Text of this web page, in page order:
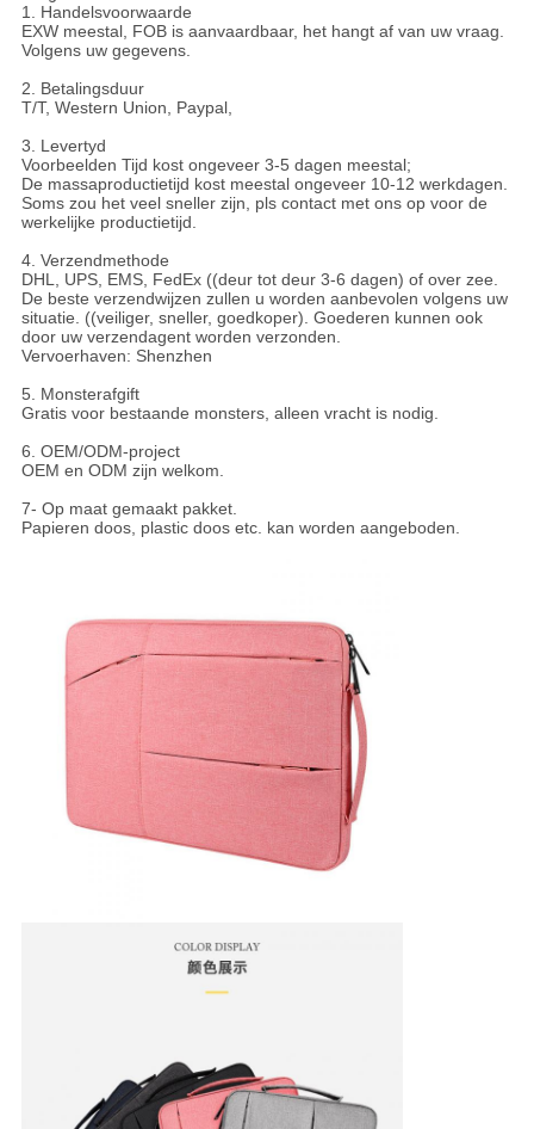
1. Handelsvoorwaarde
EXW meestal, FOB is aanvaardbaar, het hangt af van uw vraag.
Volgens uw gegevens.
2. Betalingsduur
T/T, Western Union, Paypal,
3. Levertyd
Voorbeelden Tijd kost ongeveer 3-5 dagen meestal;
De massaproductietijd kost meestal ongeveer 10-12 werkdagen.
Soms zou het veel sneller zijn, pls contact met ons op voor de
werkelijke productietijd.
4. Verzendmethode
DHL, UPS, EMS, FedEx ((deur tot deur 3-6 dagen) of over zee.
De beste verzendwijzen zullen u worden aanbevolen volgens uw
situatie. ((veiliger, sneller, goedkoper). Goederen kunnen ook
door uw verzendagent worden verzonden.
Vervoerhaven: Shenzhen
5. Monsterafgift
Gratis voor bestaande monsters, alleen vracht is nodig.
6. OEM/ODM-project
OEM en ODM zijn welkom.
7- Op maat gemaakt pakket.
Papieren doos, plastic doos etc. kan worden aangeboden.